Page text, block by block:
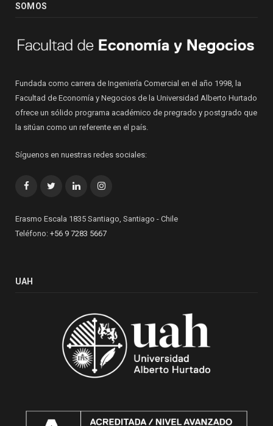
SOMOS
Fundada como carrera de Ingeniería Comercial en el año 1998, la
Facultad de Economía y Negocios de la Universidad Alberto Hurtado
ofrece un sólido programa académico de pregrado y postgrado que
la sitúan como un referente en el país.
Síguenos en nuestras redes sociales:
FacebookTwitterLinkedInInstagram
Erasmo Escala 1835 Santiago, Santiago - Chile
Teléfono: +56 9 7283 5667
UAH